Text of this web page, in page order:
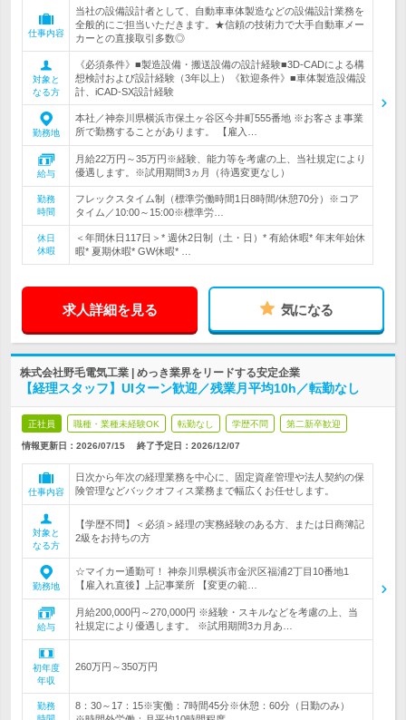
仕事内容
当社の設備設計者として、自動車車体製造などの設備設計業務を
全般的にご担当いただきます。★信頼の技術力で大手自動車メー
カーとの直接取引多数◎
対象と
なる方
《必須条件》■製造設備・搬送設備の設計経験■3D-CADによる構
想検討および設計経験（3年以上）《歓迎条件》■車体製造設備設
計、iCAD-SX設計経験
勤務地
本社／神奈川県横浜市保土ヶ谷区今井町555番地 ※お客さま事業
所で勤務することがあります。 【雇入…
給与
月給22万円～35万円※経験、能力等を考慮の上、当社規定により
優遇します。※試用期間3ヵ月（待遇変更なし）
勤務
時間
フレックスタイム制（標準労働時間1日8時間/休憩70分）※コア
タイム／10:00～15:00※標準労…
休日
休暇
＜年間休日117日＞* 週休2日制（土・日）* 有給休暇* 年末年始休
暇* 夏期休暇* GW休暇* …
求人詳細を見る 気になる
株式会社野毛電気工業 | めっき業界をリードする安定企業
【経理スタッフ】UIターン歓迎／残業月平均10h／転勤なし
正社員 職種・業種未経験OK 転勤なし 学歴不問 第二新卒歓迎
情報更新日：2026/07/15 終了予定日： 2026/12/07
仕事内容
日次から年次の経理業務を中心に、固定資産管理や法人契約の保
険管理などバックオフィス業務まで幅広くお任せします。
対象と
なる方
【学歴不問】＜必須＞経理の実務経験のある方、または日商簿記
2級をお持ちの方
勤務地
☆マイカー通勤可！ 神奈川県横浜市金沢区福浦2丁目10番地1
【雇入れ直後】上記事業所 【変更の範…
給与
月給200,000円～270,000円 ※経験・スキルなどを考慮の上、当
社規定により優遇します。 ※試用期間3カ月あ…
初年度
年収
260万円～350万円
勤務
8：30～17：15※実働：7時間45分※休憩：60分（日勤のみ）